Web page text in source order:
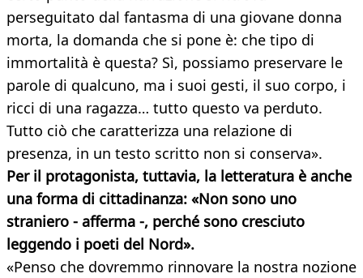
perseguitato dal fantasma di una giovane donna
morta, la domanda che si pone è: che tipo di
immortalità è questa? Sì, possiamo preservare le
parole di qualcuno, ma i suoi gesti, il suo corpo, i
ricci di una ragazza… tutto questo va perduto.
Tutto ciò che caratterizza una relazione di
presenza, in un testo scritto non si conserva».
Per il protagonista, tuttavia, la letteratura è anche
una forma di cittadinanza: «Non sono uno
straniero - afferma -, perché sono cresciuto
leggendo i poeti del Nord».
«Penso che dovremmo rinnovare la nostra nozione